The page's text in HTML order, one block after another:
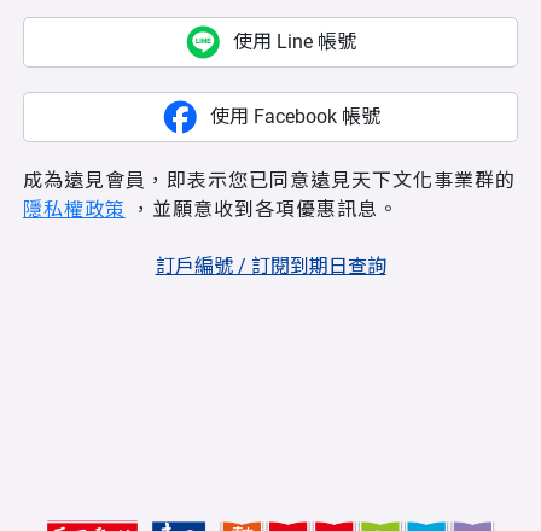
使用 Line 帳號
使用 Facebook 帳號
成為遠見會員，即表示您已同意遠見天下文化事業群的
隱私權政策 ，並願意收到各項優惠訊息。
訂戶編號 / 訂閱到期日查詢